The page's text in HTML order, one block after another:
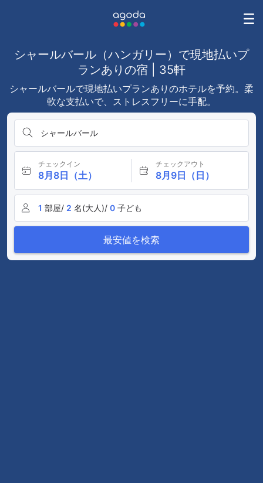
シャールバール（ハンガリー）で現地払いプ
ランありの宿 | 35軒
シャールバールで現地払いプランありのホテルを予約。柔
軟な支払いで、ストレスフリーに手配。
シャールバール
チェックイン
8月8日（土）
チェックアウト
8月9日（日）
1 部屋/ 2 名(大人)/ 0 子ども
最安値を検索